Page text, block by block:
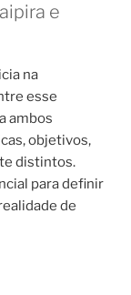
e
na
esse
ambos
objetivos,
distintos.
para definir
de